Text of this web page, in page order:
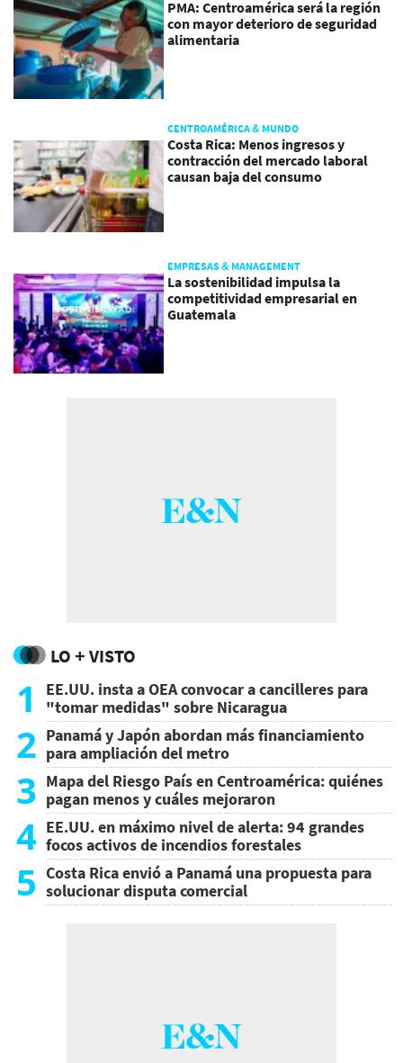
PMA: Centroamérica será la región
con mayor deterioro de seguridad
alimentaria
CENTROAMÉRICA & MUNDO
Costa Rica: Menos ingresos y
contracción del mercado laboral
causan baja del consumo
EMPRESAS & MANAGEMENT
La sostenibilidad impulsa la
competitividad empresarial en
Guatemala
LO + VISTO
1
EE.UU. insta a OEA convocar a cancilleres para
"tomar medidas" sobre Nicaragua
2 Panamá y Japón abordan más financiamiento
para ampliación del metro
3 Mapa del Riesgo País en Centroamérica: quiénes
pagan menos y cuáles mejoraron
4 EE.UU. en máximo nivel de alerta: 94 grandes
focos activos de incendios forestales
5 Costa Rica envió a Panamá una propuesta para
solucionar disputa comercial